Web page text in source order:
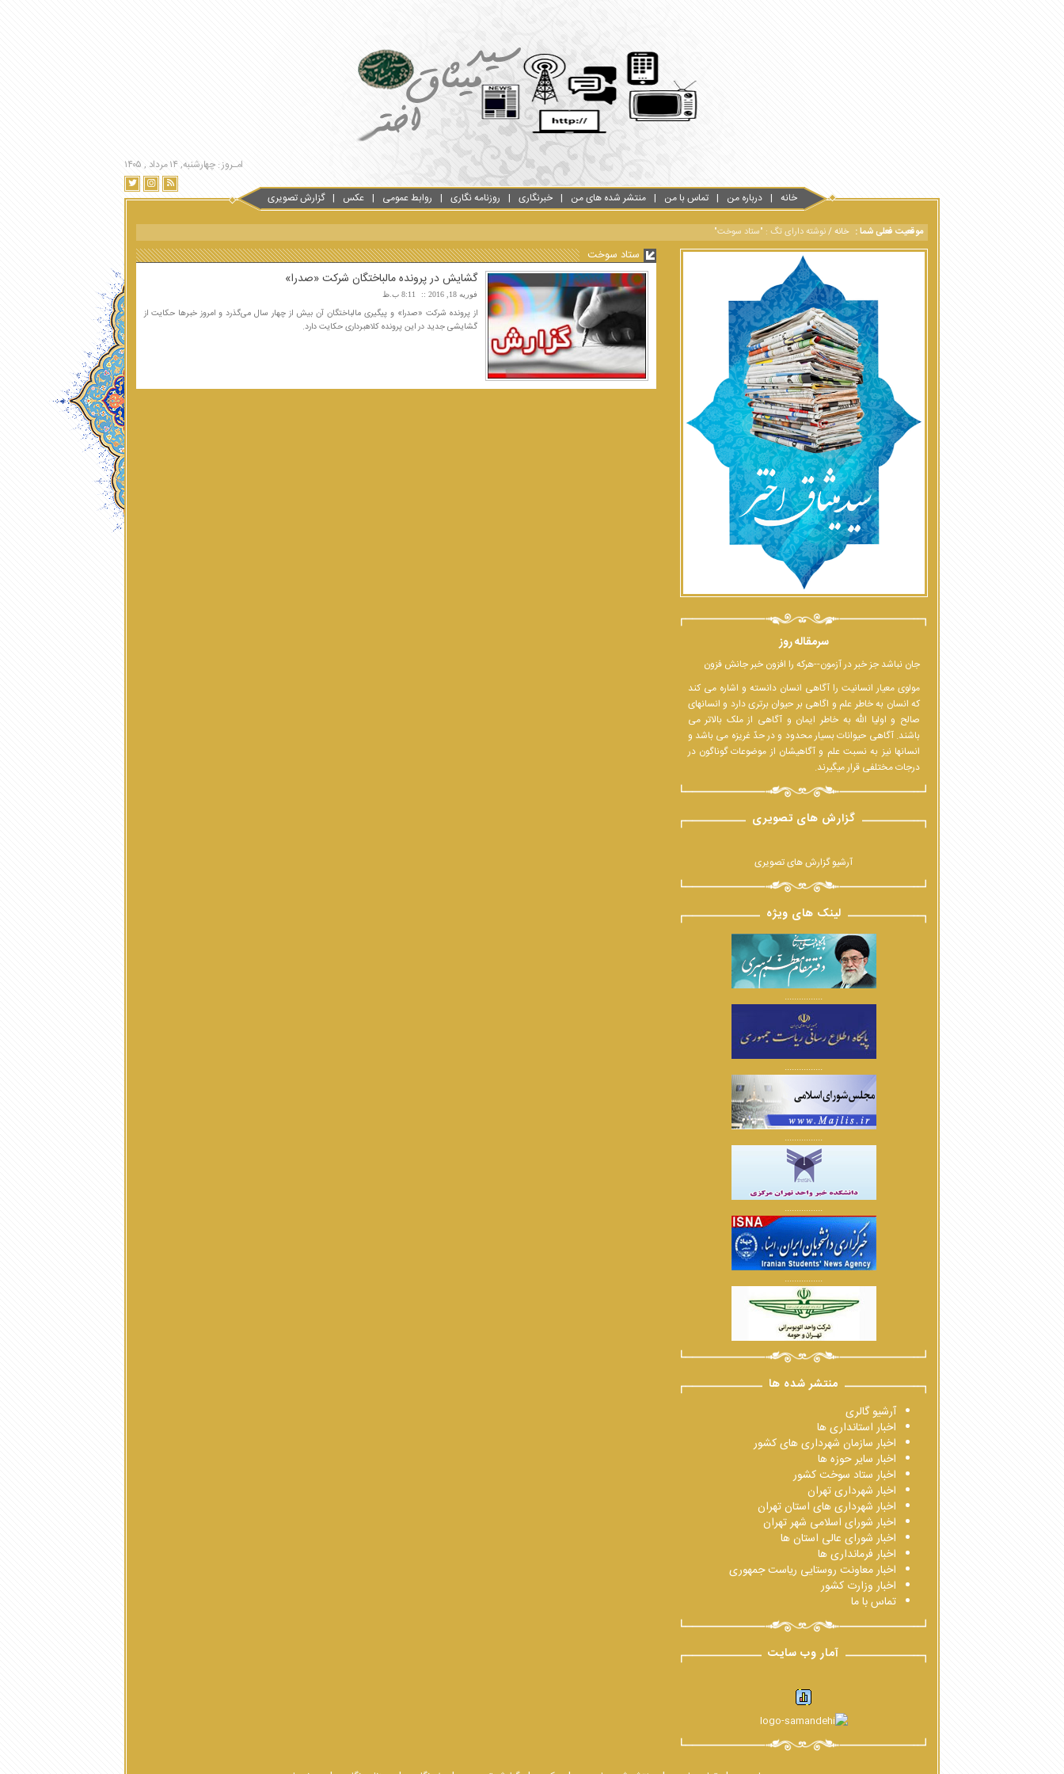
امـروز : چهارشنبه, ۱۴ مرداد , ۱۴۰۵
خانه درباره من تماس با من منتشر شده های من خبرنگاری روزنامه نگاری روابط عمومی عکس گزارش تصویری
موقعیت فعلی شما : خانه/نوشته دارای تگ : "ستاد سوخت"
ستاد سوخت
گشایش در پرونده مالباختگان شرکت «صدرا»
فوریه 18, 2016 8:11 ب.ظ
از پرونده شرکت «صدرا» و پیگیری مالباختگان آن بیش از چهار سال می‌گذرد و امروز خبرها حکایت از
گشایشی جدید در این پرونده کلاهبرداری حکایت دارد.
سرمقاله روز
جان نباشد جز خبر در آزمون--هرکه را افزون خبر جانش فزون
مولوی معیار انسانیت را آگاهی انسان دانسته و اشاره می کند
که انسان به خاطر علم و اگاهی بر حیوان برتری دارد و انسانهای
صالح و اولیا الله به خاطر ایمان و آگاهی از ملک بالاتر می
باشند. آگاهی حیوانات بسیار محدود و در حدّ غریزه می باشد و
انسانها نیز به نسبت علم و آگاهیشان از موضوعات گوناگون در
درجات مختلفی قرار میگیرند.
گزارش های تصویری
آرشیو گزارش های تصویری
لینک های ویژه
................
................
................
................
................
منتشر شده ها
آرشیو گالری
اخبار استانداری ها
اخبار سازمان شهرداری های کشور
اخبار سایر حوزه ها
اخبار ستاد سوخت کشور
اخبار شهرداری تهران
اخبار شهرداری های استان تهران
اخبار شورای اسلامی شهر تهران
اخبار شورای عالی استان ها
اخبار فرمانداری ها
اخبار معاونت روستایی ریاست جمهوری
اخبار وزارت کشور
تماس با ما
آمار وب سایت